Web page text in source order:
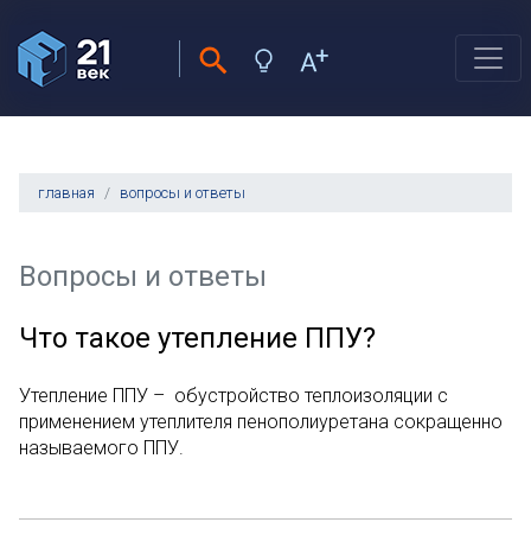
главная вопросы и ответы
Вопросы и ответы
Что такое утепление ППУ?
Утепление ППУ – обустройство теплоизоляции с
применением утеплителя пенополиуретана сокращенно
называемого ППУ.